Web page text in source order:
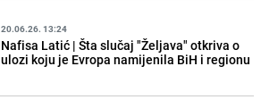
20.06.26. 13:24
Nafisa Latić | Šta slučaj "Željava" otkriva o
ulozi koju je Evropa namijenila BiH i regionu